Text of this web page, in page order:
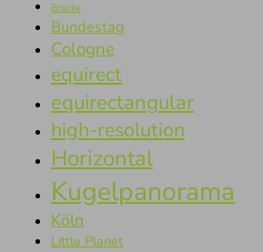
Brücke
Bundestag
Cologne
equirect
equirectangular
high-resolution
Horizontal
Kugelpanorama
Köln
Little Planet